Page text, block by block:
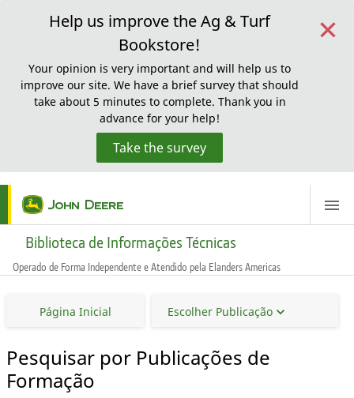
Help us improve the Ag & Turf
Bookstore!
Your opinion is very important and will help us to
improve our site. We have a brief survey that should
take about 5 minutes to complete. Thank you in
advance for your help!
Take the survey
×
ScreenReaderLoadingMessage
Biblioteca de Informações Técnicas
Operado de Forma Independente e Atendido pela Elanders Americas
Página Inicial Escolher Publicação
Pesquisar por Publicações de
Formação